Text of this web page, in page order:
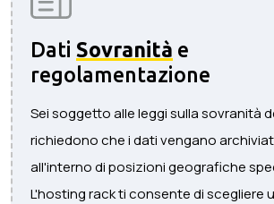
Dati Sovranità e
regolamentazione
Sei soggetto alle leggi sulla sovranità
richiedono che i dati vengano
all'interno di posizioni geografiche
L'hosting rack ti consente di scegliere